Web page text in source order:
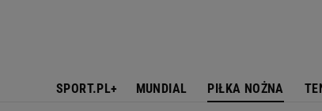
SPORT.PL+ MUNDIAL PIŁKA NOŻNA